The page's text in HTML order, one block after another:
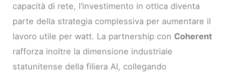
capacità di rete, l’investimento in ottica diventa
parte della strategia complessiva per aumentare il
lavoro utile per watt. La partnership con Coherent
rafforza inoltre la dimensione industriale
statunitense della filiera AI, collegando